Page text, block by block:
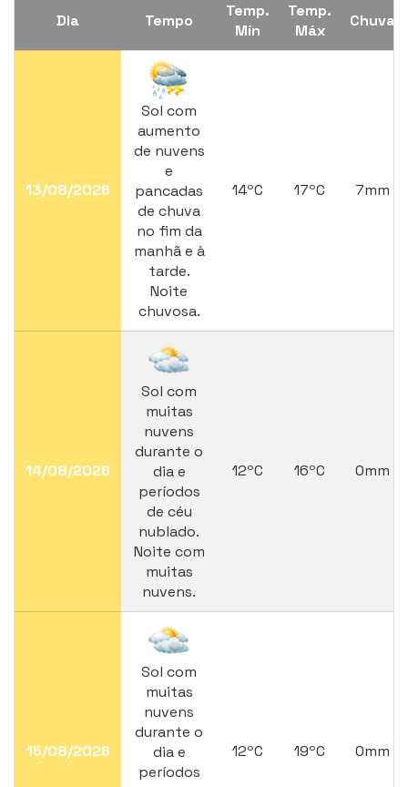
Dia Tempo
Temp.
Mín
Temp.
Máx
Chuva
13/08/2026
Sol com
aumento
de nuvens
e
pancadas
de chuva
no fim da
manhã e à
tarde.
Noite
chuvosa.
14ºC 17ºC 7mm
14/08/2026
Sol com
muitas
nuvens
durante o
dia e
períodos
de céu
nublado.
Noite com
muitas
nuvens.
12ºC 16ºC 0mm
15/08/2026
Sol com
muitas
nuvens
durante o
dia e
períodos
12ºC 19ºC 0mm